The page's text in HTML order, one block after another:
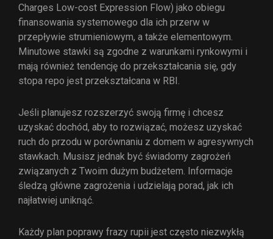
Charges Low-cost Expression Flow) jako obiegu
finansowania systemowego dla ich przerw w
przepływie strumieniowym, a także elementowym.
Minutowe stawki są zgodne z warunkami rynkowymi i
mają również tendencję do przekształcania się, gdy
stopa repo jest przekształcana w RBI.
Jeśli planujesz rozszerzyć swoją firmę i chcesz
uzyskać dochód, aby to rozwiązać, możesz uzyskać
ruch do przodu w porównaniu z domem w agresywnych
stawkach. Musisz jednak być świadomy zagrożeń
związanych z Twoim dużym budżetem. Informacje
śledzą główne zagrożenia i udzielają porad, jak ich
najłatwiej uniknąć.
Każdy plan poprawy frazy rupii jest często niezwykłą